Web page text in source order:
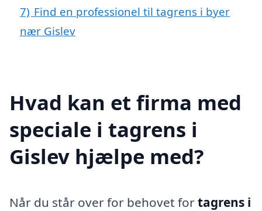
7) Find en professionel til tagrens i byer
nær Gislev
Hvad kan et firma med
speciale i tagrens i
Gislev hjælpe med?
Når du står over for behovet fortagrens i